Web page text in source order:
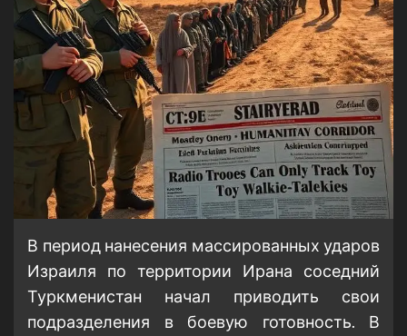
В период нанесения массированных ударов
Израиля по территории Ирана соседний
Туркменистан начал приводить свои
подразделения в боевую готовность. В